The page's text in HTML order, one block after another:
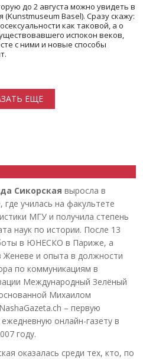
до 2 августа можно увидеть в
Basel). Сразу скажу:
как таковой, а о
испокон веков,
с ними и новые способы
ЕЩЕ
Сикорская выросла в
где училась на факультете
МГУ и получила степень
наук по истории. После 13
в ЮНЕСКО в Париже, а
Женеве и опыта в должности
по коммуникациям в
Международный Зелёный
Михаилом
– первую
онлайн-газету в
году.
оказалась среди тех, кто, по